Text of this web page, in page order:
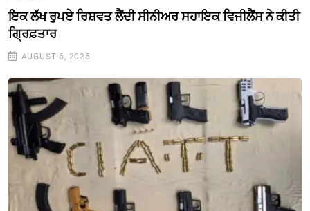
ਇਕ ਲੱਖ ਰੁਪਏ ਰਿਸ਼ਵਤ ਲੈਂਦੀ ਸੀਨੀਅਰ ਸਹਾਇਕ ਵਿਜੀਲੈਂਸ ਨੇ ਕੀਤੀ
ਗ੍ਰਿਫ਼ਤਾਰ
AUGUST 6, 2026